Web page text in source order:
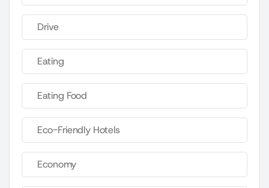
Drive
Eating
Eating Food
Eco-Friendly Hotels
Economy